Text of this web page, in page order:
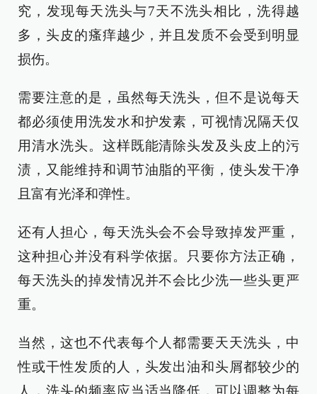
究，发现每天洗头与7天不洗头相比，洗得越
多，头皮的瘙痒越少，并且发质不会受到明显
损伤。
需要注意的是，虽然每天洗头，但不是说每天
都必须使用洗发水和护发素，可视情况隔天仅
用清水洗头。这样既能清除头发及头皮上的污
渍，又能维持和调节油脂的平衡，使头发干净
且富有光泽和弹性。
还有人担心，每天洗头会不会导致掉发严重，
这种担心并没有科学依据。只要你方法正确，
每天洗头的掉发情况并不会比少洗一些头更严
重。
当然，这也不代表每个人都需要天天洗头，中
性或干性发质的人，头发出油和头屑都较少的
人，洗头的频率应当适当降低，可以调整为每